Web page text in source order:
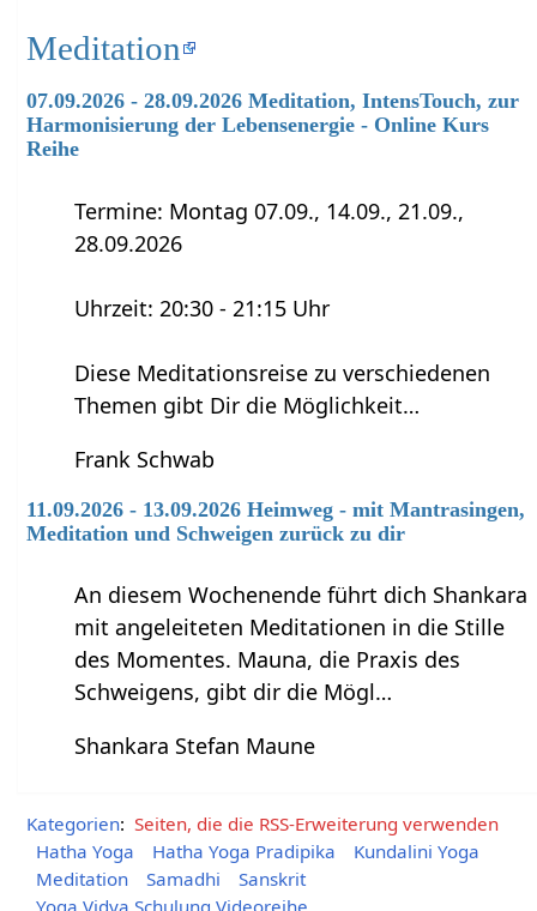
Meditation
07.09.2026 - 28.09.2026 Meditation, IntensTouch, zur
Harmonisierung der Lebensenergie - Online Kurs
Reihe
Termine: Montag 07.09., 14.09., 21.09.,
28.09.2026
Uhrzeit: 20:30 - 21:15 Uhr
Diese Meditationsreise zu verschiedenen
Themen gibt Dir die Möglichkeit…
Frank Schwab
11.09.2026 - 13.09.2026 Heimweg - mit Mantrasingen,
Meditation und Schweigen zurück zu dir
An diesem Wochenende führt dich Shankara
mit angeleiteten Meditationen in die Stille
des Momentes. Mauna, die Praxis des
Schweigens, gibt dir die Mögl…
Shankara Stefan Maune
Kategorien: Seiten, die die RSS-Erweiterung verwenden
Hatha Yoga
Hatha Yoga Pradipika
Kundalini Yoga
Meditation
Samadhi
Sanskrit